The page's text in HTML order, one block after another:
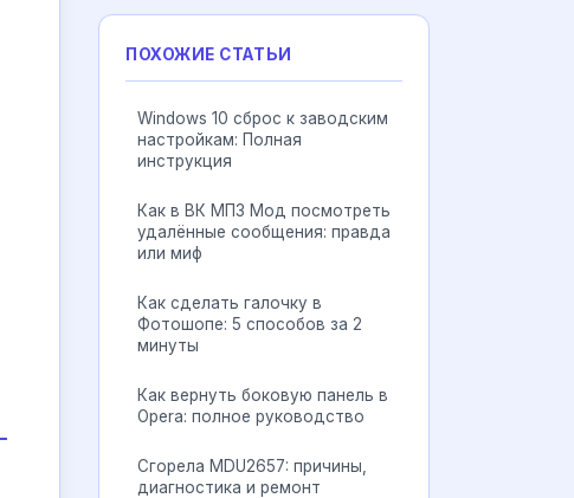
ПОХОЖИЕ СТАТЬИ
Windows 10 сброс к заводским
настройкам: Полная
инструкция
Как в ВК МП3 Мод посмотреть
удалённые сообщения: правда
или миф
Как сделать галочку в
Фотошопе: 5 способов за 2
минуты
Как вернуть боковую панель в
Opera: полное руководство
Сгорела MDU2657: причины,
диагностика и ремонт